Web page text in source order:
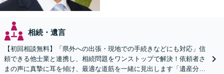
相続・遺言
【初回相談無料】「県外への出張・現地での手続きなどにも対応」信
頼できる他士業と連携し、相続問題をワンストップで解決！依頼者さ
まの声に真摯に耳を傾け、最適な道筋を一緒に見出します「遺産分割